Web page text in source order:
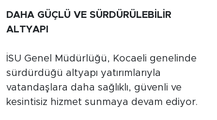
DAHA GÜÇLÜ VE SÜRDÜRÜLEBİLİR
ALTYAPI
İSU Genel Müdürlüğü, Kocaeli genelinde
sürdürdüğü altyapı yatırımlarıyla
vatandaşlara daha sağlıklı, güvenli ve
kesintisiz hizmet sunmaya devam ediyor.